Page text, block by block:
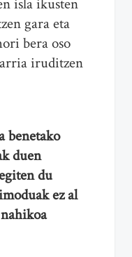
gara eta
bera oso
iruditzen
benetako
duen
du
ez al